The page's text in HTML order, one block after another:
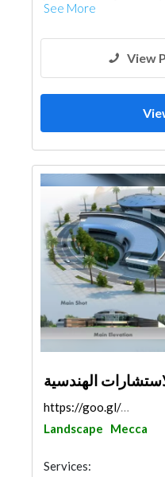
See More
View
الهندسية
https://goo.gl/maps/Yw5UeWuehLfPwfrw5
Landscape
Mecca
Services: